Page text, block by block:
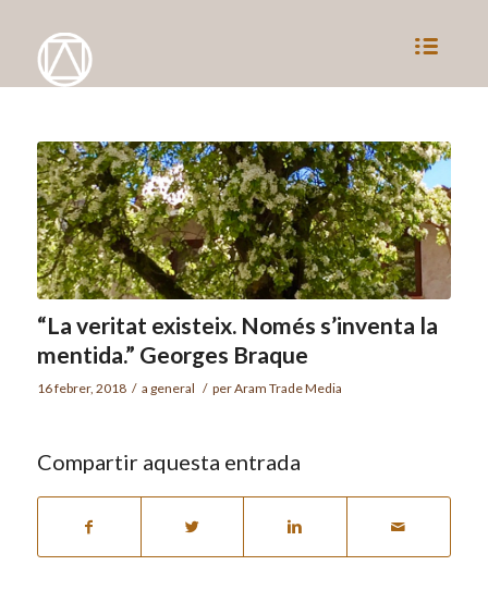
“La veritat existeix. Només s’inventa la
mentida.” Georges Braque
16 febrer, 2018 / a general / perAram Trade Media
Compartir aquesta entrada